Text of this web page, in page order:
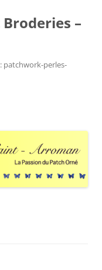
–
patchwork-perles-